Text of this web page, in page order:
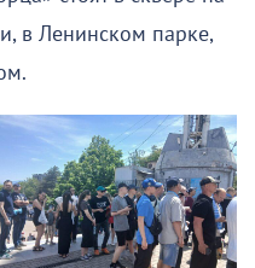
в Ленинском парке,